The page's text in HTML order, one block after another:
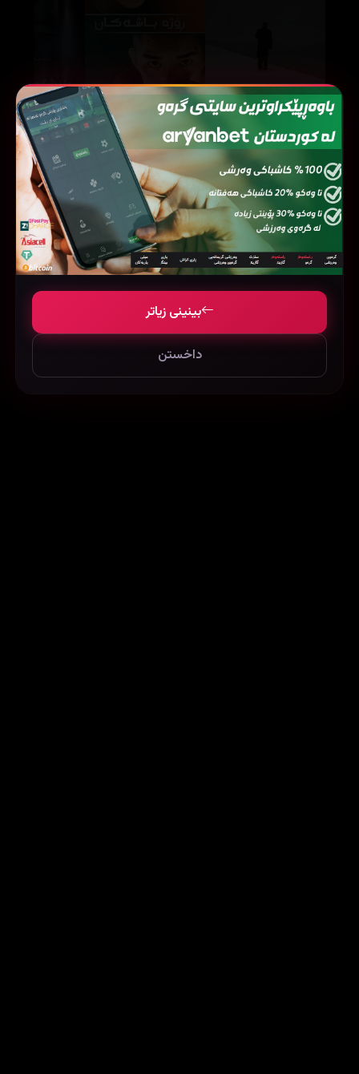
Ellis (2015)
22329
Better Days (2019)
250066
99949
بینینی زیاتر
داخستن